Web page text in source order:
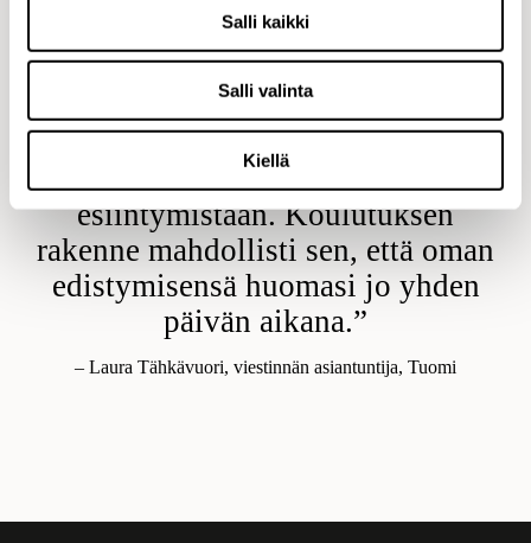
Salli kaikki
Salli valinta
Kiellä
varmuutta median kanssa
toimimiseen. Harjoitteiden avulla
osallistujat pystyivät tunnistamaan
omat vahvuutensa sekä
konkreettisesti kehittämään omaa
esiintymistään. Koulutuksen
rakenne mahdollisti sen, että oman
edistymisensä huomasi jo yhden
päivän aikana.”
– Laura Tähkävuori, viestinnän asiantuntija, Tuomi